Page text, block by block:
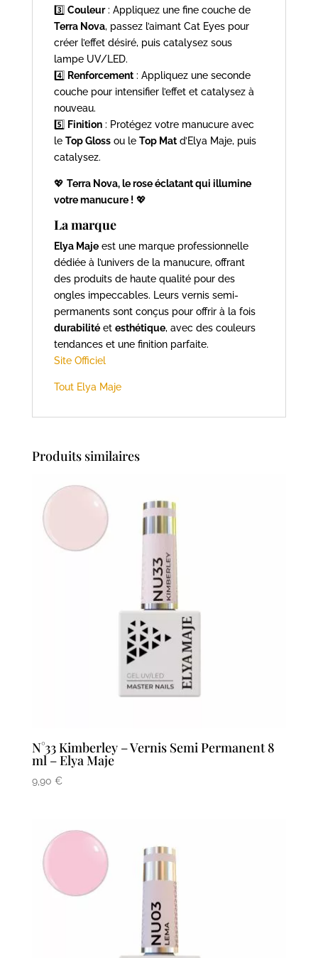
3️⃣ Couleur: Appliquez une fine couche de
Terra Nova, passez l’aimant Cat Eyes pour
créer l’effet désiré, puis catalysez sous
lampe UV/LED.
4️⃣ Renforcement: Appliquez une seconde
couche pour intensifier l’effet et catalysez à
nouveau.
5️⃣ Finition: Protégez votre manucure avec
le Top Glossou le Top Matd’Elya Maje, puis
catalysez.
💖 Terra Nova, le rose éclatant qui illumine
votre manucure !💖
La marque
Elya Majeest une marque professionnelle
dédiée à l’univers de la manucure, offrant
des produits de haute qualité pour des
ongles impeccables. Leurs vernis semi-
permanents sont conçus pour offrir à la fois
durabilitéet esthétique, avec des couleurs
tendances et une finition parfaite.
Site Officiel
Tout Elya Maje
Produits similaires
N°33 Kimberley – Vernis Semi Permanent 8
ml – Elya Maje
9,90 €